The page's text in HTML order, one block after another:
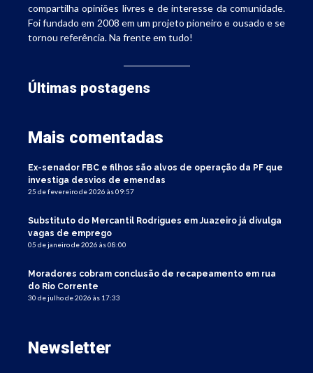
compartilha opiniões livres e de interesse da comunidade.
Foi fundado em 2008 em um projeto pioneiro e ousado e se
tornou referência. Na frente em tudo!
Últimas postagens
Mais comentadas
Ex-senador FBC e filhos são alvos de operação da PF que
investiga desvios de emendas
25 de fevereiro de 2026 às 09:57
Substituto do Mercantil Rodrigues em Juazeiro já divulga
vagas de emprego
05 de janeiro de 2026 às 08:00
Moradores cobram conclusão de recapeamento em rua
do Rio Corrente
30 de julho de 2026 às 17:33
Newsletter